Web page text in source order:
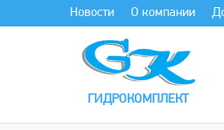
Новости О компании
ГИДРОКОМПЛЕКТ